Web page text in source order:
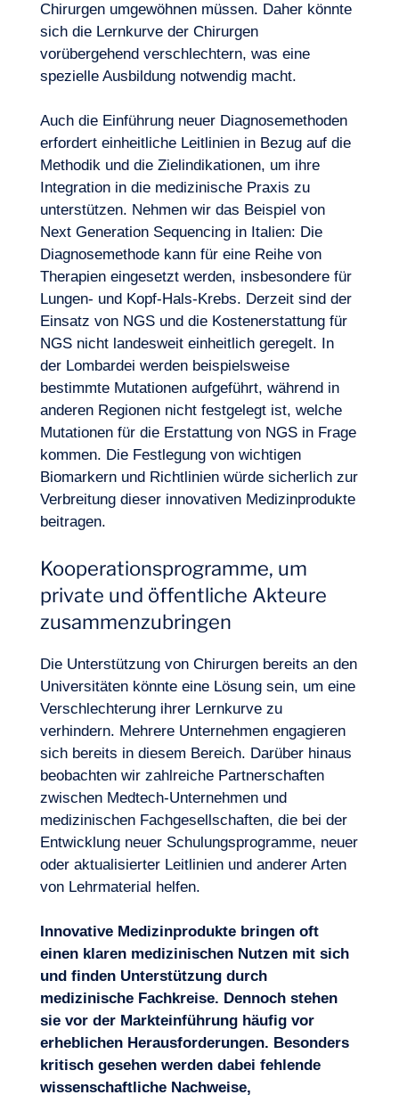
Chirurgen umgewöhnen müssen. Daher könnte
sich die Lernkurve der Chirurgen
vorübergehend verschlechtern, was eine
spezielle Ausbildung notwendig macht.
Auch die Einführung neuer Diagnosemethoden
erfordert einheitliche Leitlinien in Bezug auf die
Methodik und die Zielindikationen, um ihre
Integration in die medizinische Praxis zu
unterstützen. Nehmen wir das Beispiel von
Next Generation Sequencing in Italien: Die
Diagnosemethode kann für eine Reihe von
Therapien eingesetzt werden, insbesondere für
Lungen- und Kopf-Hals-Krebs. Derzeit sind der
Einsatz von NGS und die Kostenerstattung für
NGS nicht landesweit einheitlich geregelt. In
der Lombardei werden beispielsweise
bestimmte Mutationen aufgeführt, während in
anderen Regionen nicht festgelegt ist, welche
Mutationen für die Erstattung von NGS in Frage
kommen. Die Festlegung von wichtigen
Biomarkern und Richtlinien würde sicherlich zur
Verbreitung dieser innovativen Medizinprodukte
beitragen.
Kooperationsprogramme, um
private und öffentliche Akteure
zusammenzubringen
Die Unterstützung von Chirurgen bereits an den
Universitäten könnte eine Lösung sein, um eine
Verschlechterung ihrer Lernkurve zu
verhindern. Mehrere Unternehmen engagieren
sich bereits in diesem Bereich. Darüber hinaus
beobachten wir zahlreiche Partnerschaften
zwischen Medtech-Unternehmen und
medizinischen Fachgesellschaften, die bei der
Entwicklung neuer Schulungsprogramme, neuer
oder aktualisierter Leitlinien und anderer Arten
von Lehrmaterial helfen.
Innovative Medizinprodukte bringen oft
einen klaren medizinischen Nutzen mit sich
und finden Unterstützung durch
medizinische Fachkreise. Dennoch stehen
sie vor der Markteinführunghäufig vor
erheblichen Herausforderungen. Besonders
kritisch gesehen werden dabei fehlende
wissenschaftliche Nachweise,